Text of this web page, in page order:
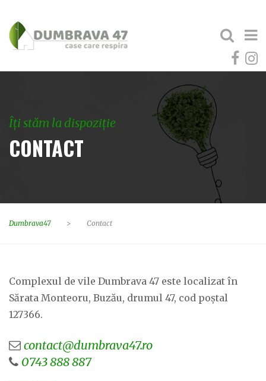
Îți stăm la dispoziție
CONTACT
Dumbrava47 > Contact
Complexul de vile Dumbrava 47 este localizat în
Sărata Monteoru, Buzău, drumul 47, cod poștal
127366.
contact@dumbrava47.ro
0743 888 887